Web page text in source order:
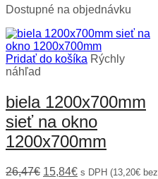
Dostupné na objednávku
Pridať do košíka Rýchly
náhľad
biela 1200x700mm
sieť na okno
1200x700mm
26,47€ Original
15,84€Current
s DPH (13,20€ bez